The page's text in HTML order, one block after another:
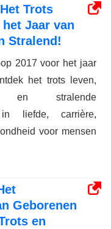
Trots
Jaar van
Stralend!
2017 voor het jaar
het trots leven,
en stralende
in liefde, carrière,
voor mensen
Geborenen
en